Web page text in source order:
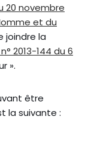
20 novembre
et du
joindre la
2013-144 du 6
».
être
la suivante :